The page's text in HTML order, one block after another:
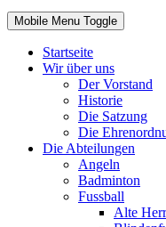
Mobile Menu Toggle
Startseite
Wir über uns
Der Vorstand
Historie
Die Satzung
Die
Die Abteilungen
Angeln
Badminton
Fussball
Alte